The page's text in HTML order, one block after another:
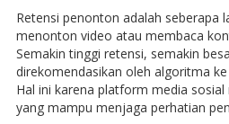
Retensi penonton adalah seberapa
menonton video atau membaca
Semakin tinggi retensi, semakin
direkomendasikan oleh algoritma
Hal ini karena platform media
yang mampu menjaga perhatian